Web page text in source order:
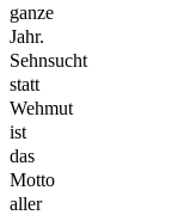
ganze
Jahr.
Sehnsucht
statt
Wehmut
ist
das
Motto
aller